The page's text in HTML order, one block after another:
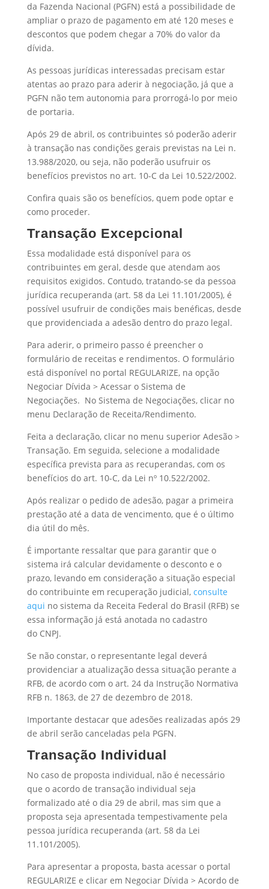
da Fazenda Nacional (PGFN) está a possibilidade de
ampliar o prazo de pagamento em até 120 meses e
descontos que podem chegar a 70% do valor da
dívida.
As pessoas jurídicas interessadas precisam estar
atentas ao prazo para aderir à negociação, já que a
PGFN não tem autonomia para prorrogá-lo por meio
de portaria.
Após 29 de abril, os contribuintes só poderão aderir
à transação nas condições gerais previstas na Lei n.
13.988/2020, ou seja, não poderão usufruir os
benefícios previstos no art. 10-C da Lei 10.522/2002.
Confira quais são os benefícios, quem pode optar e
como proceder.
Transação Excepcional
Essa modalidade está disponível para os
contribuintes em geral, desde que atendam aos
requisitos exigidos. Contudo, tratando-se da pessoa
jurídica recuperanda (art. 58 da Lei 11.101/2005), é
possível usufruir de condições mais benéficas, desde
que providenciada a adesão dentro do prazo legal.
Para aderir, o primeiro passo é preencher o
formulário de receitas e rendimentos. O formulário
está disponível no portal REGULARIZE, na opção
Negociar Dívida > Acessar o Sistema de
Negociações. No Sistema de Negociações, clicar no
menu Declaração de Receita/Rendimento.
Feita a declaração, clicar no menu superior Adesão >
Transação. Em seguida, selecione a modalidade
específica prevista para as recuperandas, com os
benefícios do art. 10-C, da Lei nº 10.522/2002.
Após realizar o pedido de adesão, pagar a primeira
prestação até a data de vencimento, que é o último
dia útil do mês.
É importante ressaltar que para garantir que o
sistema irá calcular devidamente o desconto e o
prazo, levando em consideração a situação especial
do contribuinte em recuperação judicial, consulte
aqui no sistema da Receita Federal do Brasil (RFB) se
essa informação já está anotada no cadastro
do CNPJ.
Se não constar, o representante legal deverá
providenciar a atualização dessa situação perante a
RFB, de acordo com o art. 24 da Instrução Normativa
RFB n. 1863, de 27 de dezembro de 2018.
Importante destacar que adesões realizadas após 29
de abril serão canceladas pela PGFN.
Transação Individual
No caso de proposta individual, não é necessário
que o acordo de transação individual seja
formalizado até o dia 29 de abril, mas sim que a
proposta seja apresentada tempestivamente pela
pessoa jurídica recuperanda (art. 58 da Lei
11.101/2005).
Para apresentar a proposta, basta acessar o portal
REGULARIZE e clicar em Negociar Dívida > Acordo de